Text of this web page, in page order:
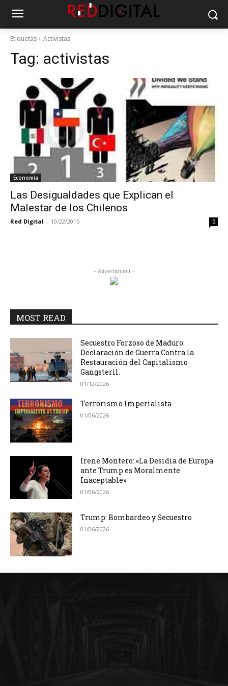
Etiquetas Activistas
Tag: activistas
Economía
Las Desigualdades que Explican el
Malestar de los Chilenos
Red Digital - 10/22/2015 0
- Advertisment -
MOST READ
Secuestro Forzoso de Maduro:
Declaración de Guerra Contra la
Restauración del Capitalismo
Gangsteril.
01/12/2026
Terrorismo Imperialista
01/06/2026
Irene Montero: «La Desidia de Europa
ante Trump es Moralmente
Inaceptable»
01/06/2026
Trump: Bombardeo y Secuestro
01/06/2026